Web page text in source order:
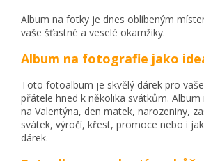
Album na fotky je dnes oblíbeným
vaše šťastné a veselé okamžiky.
Album na fotografie jako
Toto fotoalbum je skvělý dárek pro
přátele hned k několika svátkům.
na Valentýna, den matek, narozeniny,
svátek, výročí, křest, promoce nebo i
dárek.